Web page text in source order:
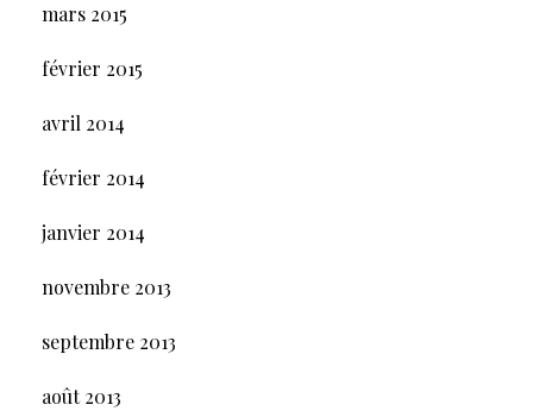
mars 2015
février 2015
avril 2014
février 2014
janvier 2014
novembre 2013
septembre 2013
août 2013